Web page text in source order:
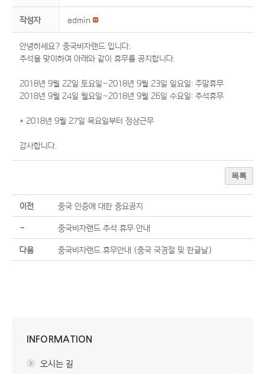
작성자 admin
안녕하세요? 중국비자랜드 입니다.
추석을 맞이하여 아래와 같이 휴무를 공지합니다.
2018년 9월 22일 토요일~2018년 9월 23일 일요일: 주말휴무
2018년 9월 24일 월요일~2018년 9월 26일 수요일: 추석휴무
* 2018년 9월 27일 목요일부터 정상근무
감사합니다.
목록
이전 중국 인증에 대한 중요공지
- 중국비자랜드 추석 휴무 안내
다음 중국비자랜드 휴무안내 (중국 국경절 및 한글날)
INFORMATION
오시는 길